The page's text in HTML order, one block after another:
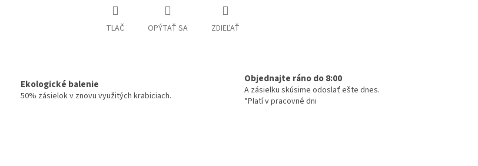
TLAČ OPÝTAŤ SA ZDIEĽAŤ
Ekologické balenie
50% zásielok v znovu využitých krabiciach.
Objednajte ráno do 8:00
A zásielku skúsime odoslať ešte dnes.
*Platí v pracovné dni